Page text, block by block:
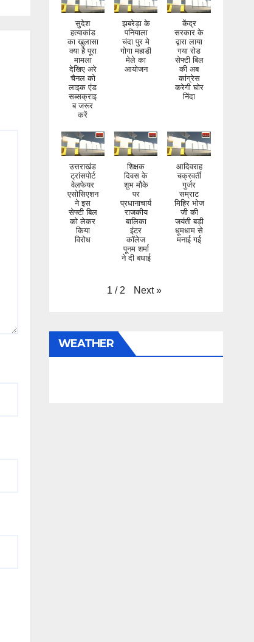
सुदेश
हत्याकांड
का खुलासा
क्या है पूरा
मामला
देखिए अरे
चैनल को
लाइक एंड
सब्सक्राइ
ब जरूर
करें
झबरेड़ा के
पनियाला
चंदा पुर मे
गोगा महाडी
मेले का
आयोजन
केंद्र
सरकार के
द्वारा लाया
गया रोड
सेफ्टी बिल
की अब
कांग्रेस
करेगी घोर
निंदा
उत्तराखंड
ट्रांसपोर्ट
वेलफेयर
एसोसिएशन
ने इस
सेफ्टी बिल
को लेकर
किया
विरोध
शिक्षक
दिवस के
शुभ मौके
पर
प्रधानाचार्य
राजकीय
बालिका
इंटर
कॉलेज
पूनम शर्मा
ने दी बधाई
आदिवराह
चक्रवर्ती
गुर्जर
सम्राट
मिहिर भोज
जी की
जयंती बड़ी
धूमधाम से
मनाई गई
WEATHER